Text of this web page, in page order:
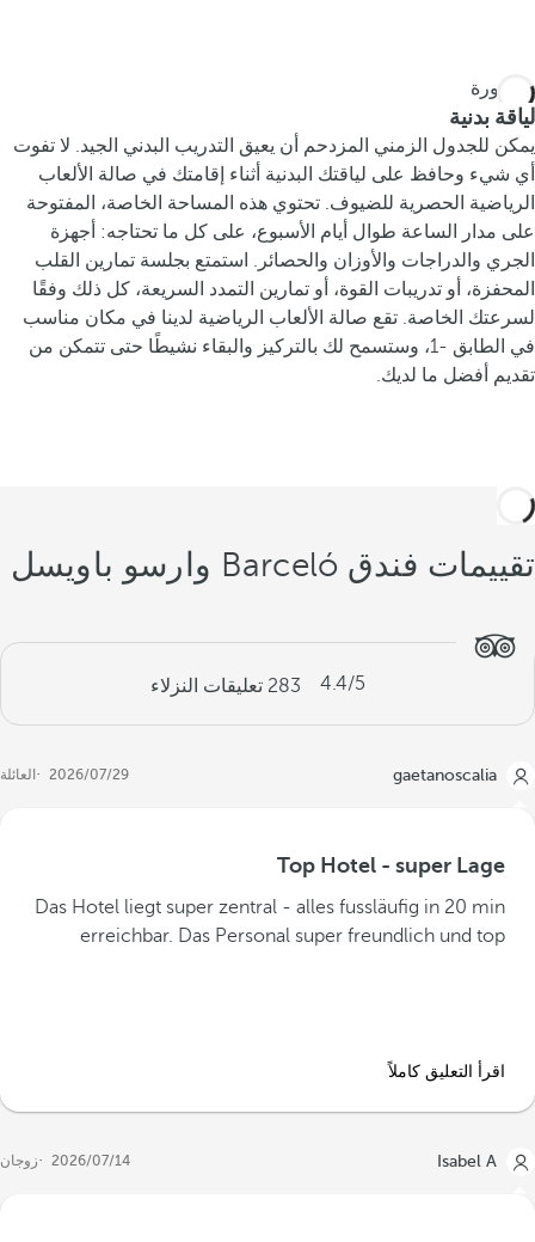
لياقة بدنية
يمكن للجدول الزمني المزدحم أن يعيق التدريب البدني الجيد. لا تفوت
أي شيء وحافظ على لياقتك البدنية أثناء إقامتك في صالة الألعاب
الرياضية الحصرية للضيوف. تحتوي هذه المساحة الخاصة، المفتوحة
على مدار الساعة طوال أيام الأسبوع، على كل ما تحتاجه: أجهزة
الجري والدراجات والأوزان والحصائر. استمتع بجلسة تمارين القلب
المحفزة، أو تدريبات القوة، أو تمارين التمدد السريعة، كل ذلك وفقًا
لسرعتك الخاصة. تقع صالة الألعاب الرياضية لدينا في مكان مناسب
في الطابق -1، وستسمح لك بالتركيز والبقاء نشيطًا حتى تتمكن من
تقديم أفضل ما لديك.
تقييمات فندق Barceló وارسو باويسل
4.4/5
283 تعليقات النزلاء
gaetanoscalia
29‏/07‏/2026 العائلة
Top Hotel - super Lage
Das Hotel liegt super zentral - alles fussläufig in 20 min
erreichbar. Das Personal super freundlich und top
اقرأ التعليق كاملاً
Isabel A
14‏/07‏/2026 زوجان